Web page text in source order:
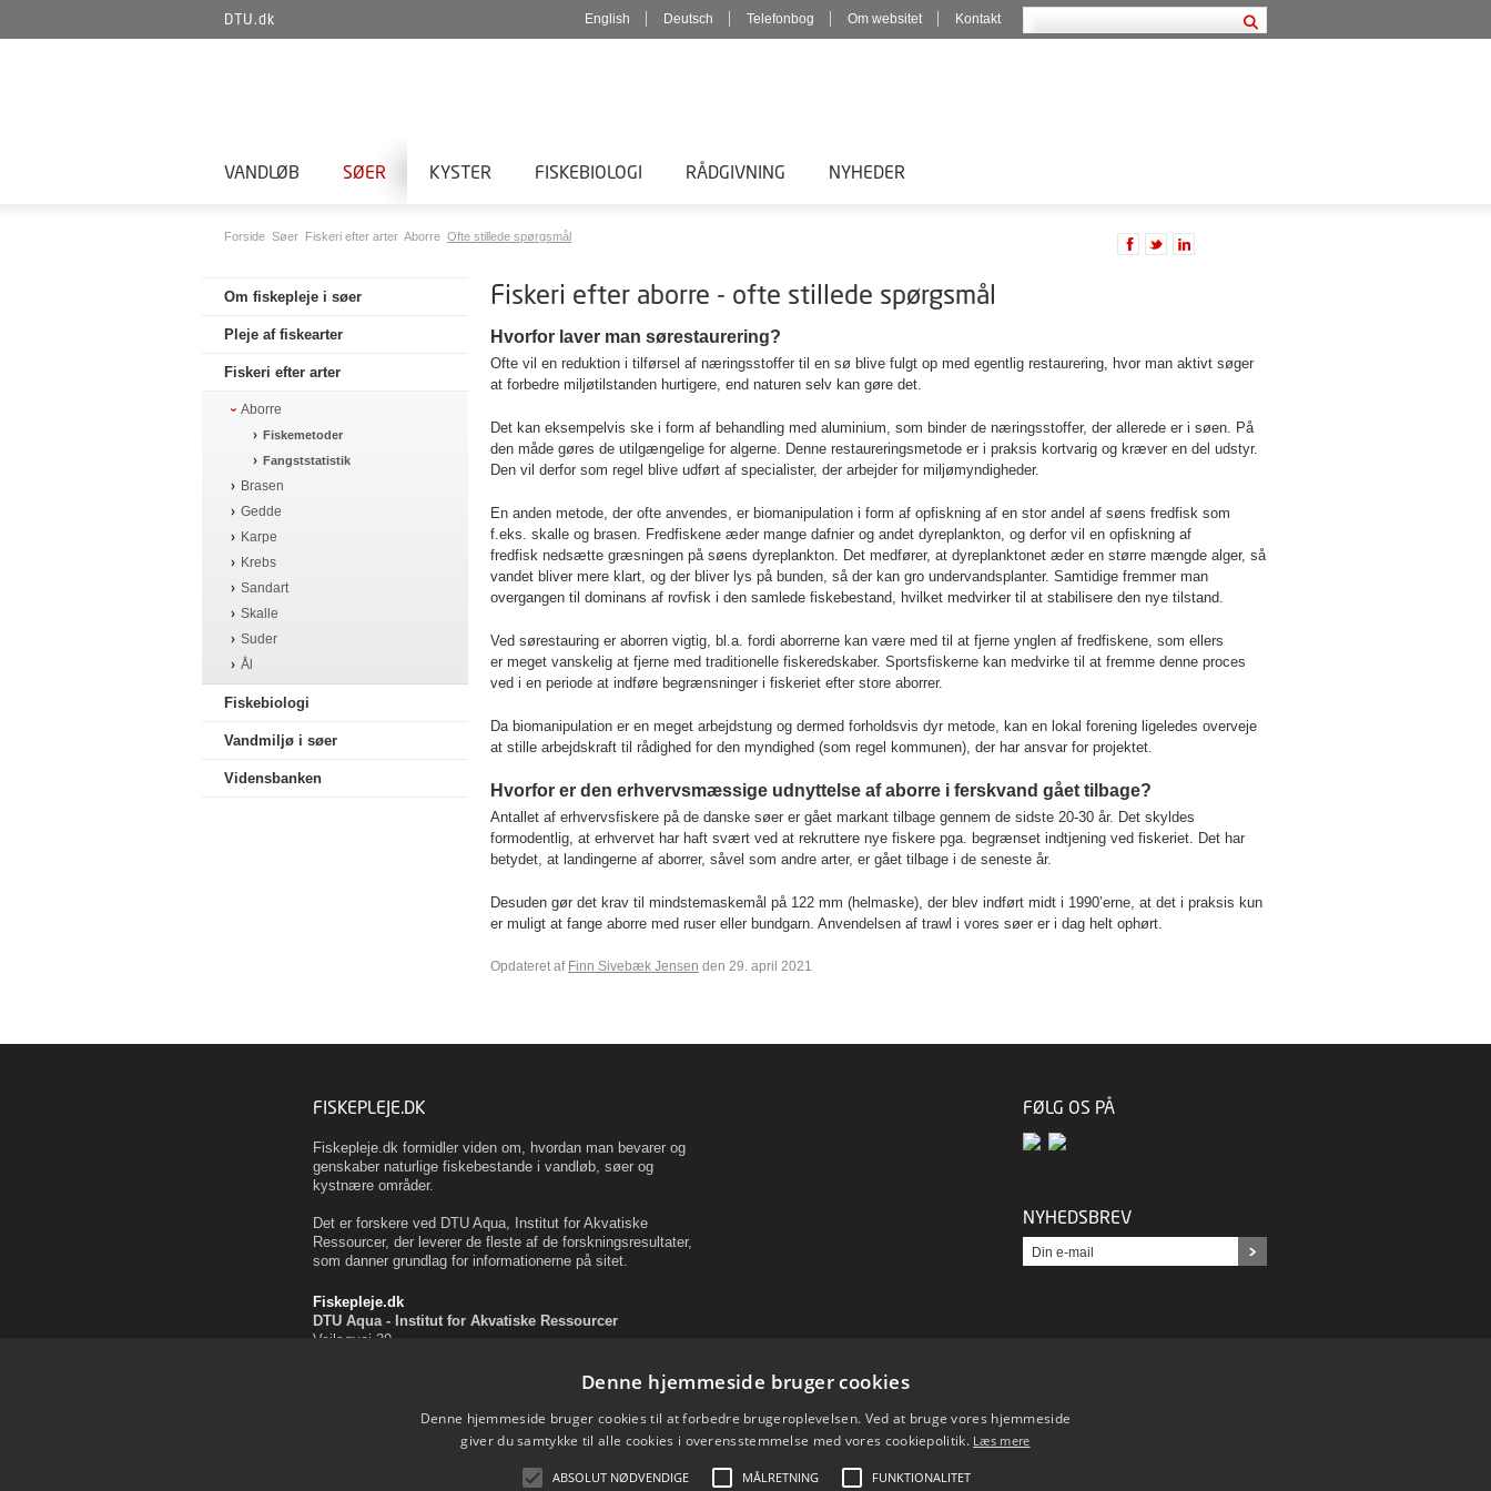
DTU.dk English Deutsch Telefonbog Om websitet Kontakt
VANDLØB SØER KYSTER FISKEBIOLOGI RÅDGIVNING NYHEDER
Forside Søer Fiskeri efter arter Aborre Ofte stillede spørgsmål
Om fiskepleje i søer
Pleje af fiskearter
Fiskeri efter arter
Aborre
Fiskemetoder
Fangststatistik
Brasen
Gedde
Karpe
Krebs
Sandart
Skalle
Suder
Ål
Fiskebiologi
Vandmiljø i søer
Vidensbanken
Fiskeri efter aborre - ofte stillede spørgsmål
Hvorfor laver man sørestaurering?
Ofte vil en reduktion i tilførsel af næringsstoffer til en sø blive fulgt op med egentlig restaurering, hvor man aktivt søger
at forbedre miljøtilstanden hurtigere, end naturen selv kan gøre det.
Det kan eksempelvis ske i form af behandling med aluminium, som binder de næringsstoffer, der allerede er i søen. På
den måde gøres de utilgængelige for algerne. Denne restaureringsmetode er i praksis kortvarig og kræver en del udstyr.
Den vil derfor som regel blive udført af specialister, der arbejder for miljømyndigheder.
En anden metode, der ofte anvendes, er biomanipulation i form af opfiskning af en stor andel af søens fredfisk som
f.eks. skalle og brasen. Fredfiskene æder mange dafnier og andet dyreplankton, og derfor vil en opfiskning af
fredfisk nedsætte græsningen på søens dyreplankton. Det medfører, at dyreplanktonet æder en større mængde alger, så
vandet bliver mere klart, og der bliver lys på bunden, så der kan gro undervandsplanter. Samtidige fremmer man
overgangen til dominans af rovfisk i den samlede fiskebestand, hvilket medvirker til at stabilisere den nye tilstand.
Ved sørestauring er aborren vigtig, bl.a. fordi aborrerne kan være med til at fjerne ynglen af fredfiskene, som ellers
er meget vanskelig at fjerne med traditionelle fiskeredskaber. Sportsfiskerne kan medvirke til at fremme denne proces
ved i en periode at indføre begrænsninger i fiskeriet efter store aborrer.
Da biomanipulation er en meget arbejdstung og dermed forholdsvis dyr metode, kan en lokal forening ligeledes overveje
at stille arbejdskraft til rådighed for den myndighed (som regel kommunen), der har ansvar for projektet.
Hvorfor er den erhvervsmæssige udnyttelse af aborre i ferskvand gået tilbage?
Antallet af erhvervsfiskere på de danske søer er gået markant tilbage gennem de sidste 20-30 år. Det skyldes
formodentlig, at erhvervet har haft svært ved at rekruttere nye fiskere pga. begrænset indtjening ved fiskeriet. Det har
betydet, at landingerne af aborrer, såvel som andre arter, er gået tilbage i de seneste år.
Desuden gør det krav til mindstemaskemål på 122 mm (helmaske), der blev indført midt i 1990’erne, at det i praksis kun
er muligt at fange aborre med ruser eller bundgarn. Anvendelsen af trawl i vores søer er i dag helt ophørt.
Opdateret af Finn Sivebæk Jensen den 29. april 2021
FISKEPLEJE.DK
Fiskepleje.dk formidler viden om, hvordan man bevarer og
genskaber naturlige fiskebestande i vandløb, søer og
kystnære områder.
Det er forskere ved DTU Aqua, Institut for Akvatiske
Ressourcer, der leverer de fleste af de forskningsresultater,
som danner grundlag for informationerne på sitet.
Fiskepleje.dk
DTU Aqua - Institut for Akvatiske Ressourcer
Vejlsøvej 39
Brug af personoplysninger
FØLG OS PÅ
NYHEDSBREV
Denne hjemmeside bruger cookies
Denne hjemmeside bruger cookies til at forbedre brugeroplevelsen. Ved at bruge vores hjemmeside
giver du samtykke til alle cookies i overensstemmelse med vores cookiepolitik. Læs mere
ABSOLUT NØDVENDIGE MÅLRETNING FUNKTIONALITET